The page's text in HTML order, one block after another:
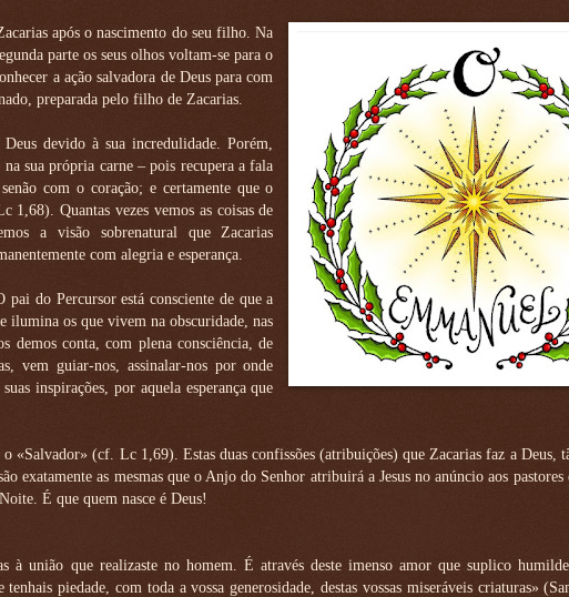
após o nascimento do seu filho. Na
parte os seus olhos voltam-se para o
a ação salvadora de Deus para com
preparada pelo filho de Zacarias.
devido à sua incredulidade. Porém,
sua própria carne – pois recupera a fala
com o coração; e certamente que o
Quantas vezes vemos as coisas de
a visão sobrenatural que Zacarias
com alegria e esperança.
do Percursor está consciente de que a
ilumina os que vivem na obscuridade, nas
demos conta, com plena consciência, de
vem guiar-nos, assinalar-nos por onde
inspirações, por aquela esperança que
«Salvador» (cf. Lc 1,69). Estas duas confissões (atribuições) que Zacarias faz a Deus,
exatamente as mesmas que o Anjo do Senhor atribuirá a Jesus no anúncio aos pastores
É que quem nasce é Deus!
à união que realizaste no homem. É através deste imenso amor que suplico
piedade, com toda a vossa generosidade, destas vossas miseráveis criaturas»